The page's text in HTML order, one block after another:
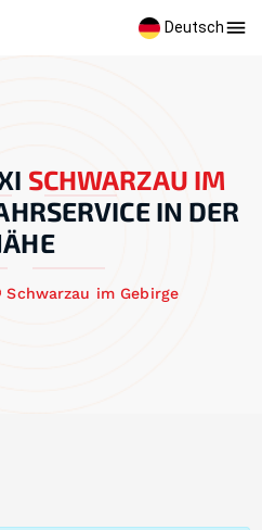
Deutsch
SCHWARZAU IM
IN DER
Schwarzau im Gebirge